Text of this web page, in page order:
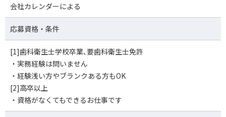
会社カレンダーによる
応募資格・条件
[1]歯科衛生士学校卒業､要歯科衛生士免許
・実務経験は問いません
・経験浅い方やブランクある方もOK
[2]高卒以上
・資格がなくてもできるお仕事です